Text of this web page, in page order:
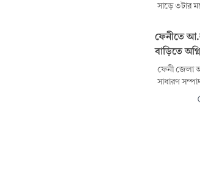
সাড়ে ৩টার
দরজার
আগুন ধরিয়ে
কোনো ক্ষতি
কালো ধোঁয়া
দরজার
বোতল ও
ফেনীতে
বাড়িতে
ফেনী জেলা
সাধারণ
উপজেলা
চেয়ারম্যান